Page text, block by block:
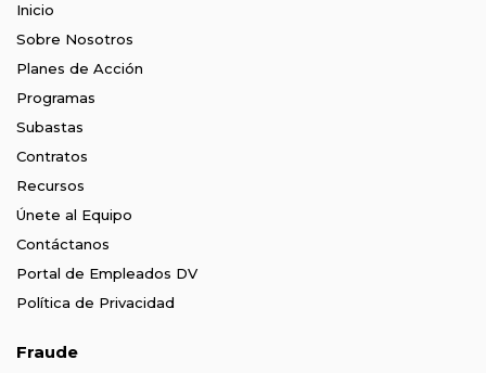
Inicio
Sobre Nosotros
Planes de Acción
Programas
Subastas
Contratos
Recursos
Únete al Equipo
Contáctanos
Portal de Empleados DV
Política de Privacidad
Fraude